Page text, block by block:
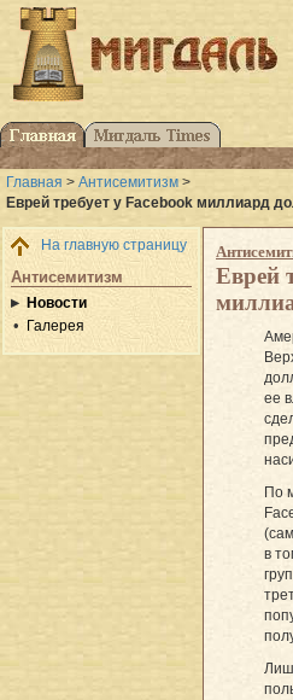
Главная > Антисемитизм >
Еврей требует у Facebook миллиард
На главную страницу
Антисемитизм
Новости
Галерея
Еврей
ее
По
в